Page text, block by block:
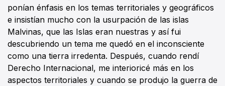
ponían énfasis en los temas territoriales y geográficos
e insistían mucho con la usurpación de las islas
Malvinas, que las Islas eran nuestras y así fui
descubriendo un tema me quedó en el inconsciente
como una tierra irredenta. Después, cuando rendí
Derecho Internacional, me interioricé más en los
aspectos territoriales y cuando se produjo la guerra de